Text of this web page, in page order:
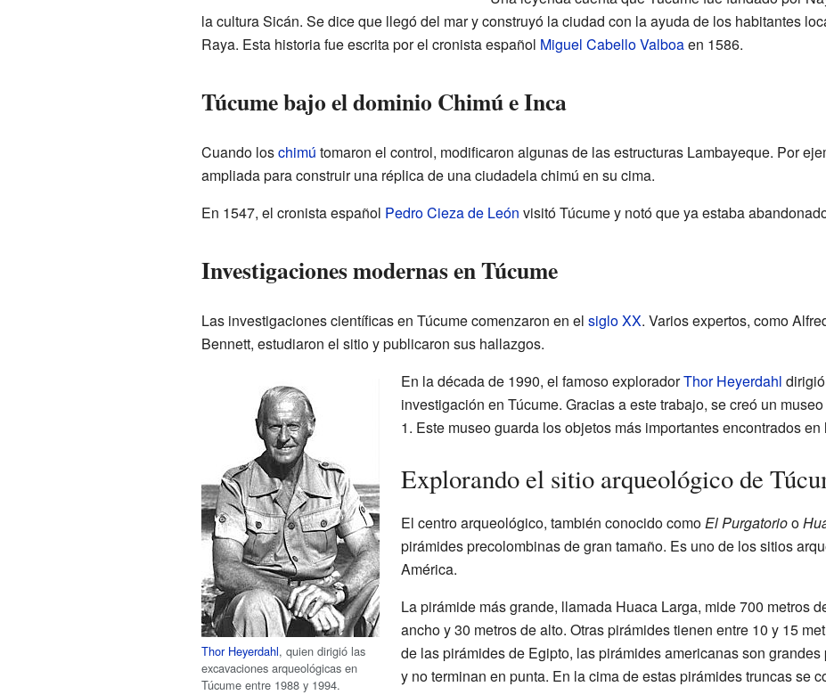
la cultura Sicán. Se dice que llegó del mar y construyó la ciudad con la ayuda de los habitantes
Raya. Esta historia fue escrita por el cronista español Miguel Cabello Valboaen 1586.
Túcume bajo el dominio Chimú e Inca
Cuando loschimú tomaron el control, modificaron algunas de las estructuras Lambayeque. Por
ampliada para construir una réplica de una ciudadela chimú en su cima.
En 1547, el cronista español Pedro Cieza de León visitó Túcume y notó que ya estaba
Investigaciones modernas en Túcume
Las investigaciones científicas en Túcume comenzaron en el siglo XX. Varios expertos, como
Bennett, estudiaron el sitio y publicaron sus hallazgos.
Thor Heyerdahl, quien dirigió las
excavaciones arqueológicas en
Túcume entre 1988 y 1994.
En la década de 1990, el famoso exploradorThor Heyerdahl
investigación en Túcume. Gracias a este trabajo, se creó un
1. Este museo guarda los objetos más importantes encontrados en
Explorando el sitio arqueológico de
El centro arqueológico, también conocido comoEl Purgatorioo
pirámides precolombinas de gran tamaño. Es uno de los sitios
América.
La pirámide más grande, llamada Huaca Larga, mide 700 metros
ancho y 30 metros de alto. Otras pirámides tienen entre 10 y 15
de las pirámides de Egipto, las pirámides americanas son
y no terminan en punta. En la cima de estas pirámides truncas se